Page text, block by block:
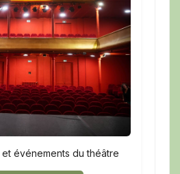
et événements du théâtre